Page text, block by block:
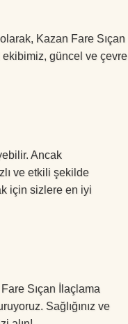
Kazan Fare Sıçan
güncel ve çevre
Ancak
ve etkili şekilde
için sizlere en iyi
Sıçan İlaçlama
Sağlığınız ve